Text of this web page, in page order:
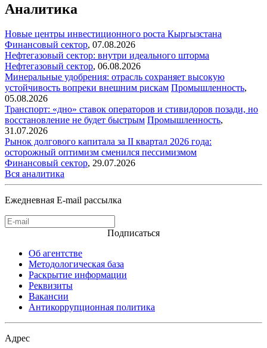
Аналитика
Новые центры инвестиционного роста Кыргызстана
Финансовый сектор, 07.08.2026
Нефтегазовый сектор: внутри идеального шторма
Нефтегазовый сектор, 06.08.2026
Минеральные удобрения: отрасль сохраняет высокую
устойчивость вопреки внешним рискам Промышленность,
05.08.2026
Транспорт: «дно» ставок операторов и стивидоров позади, но
восстановление не будет быстрым Промышленность,
31.07.2026
Рынок долгового капитала за II квартал 2026 года:
осторожный оптимизм сменился пессимизмом
Финансовый сектор, 29.07.2026
Вся аналитика
Ежедневная E-mail рассылка
Подписаться
Об агентстве
Методологическая база
Раскрытие информации
Реквизиты
Вакансии
Антикоррупционная политика
Адрес